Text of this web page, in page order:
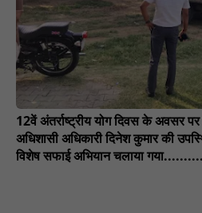
12वें अंतर्राष्ट्रीय योग दिवस के अवसर
अधिशासी अधिकारी दिनेश कुमार की उपस्थिति में मिनी स्टेडियम मैदान में
विशेष सफाई अभियान चलाया